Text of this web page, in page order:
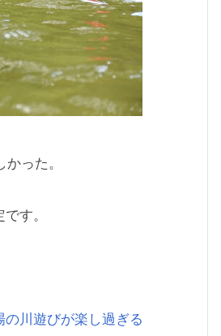
った。
す。
川遊びが楽し過ぎる